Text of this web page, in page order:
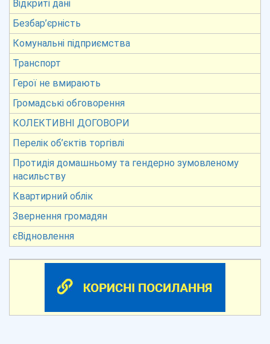
Відкриті дані
Безбар’єрність
Комунальні підприємства
Транспорт
Герої не вмирають
Громадські обговорення
КОЛЕКТИВНІ ДОГОВОРИ
Перелік об’єктів торгівлі
Протидія домашньому та гендерно зумовленому
насильству
Квартирний облік
Звернення громадян
єВідновлення